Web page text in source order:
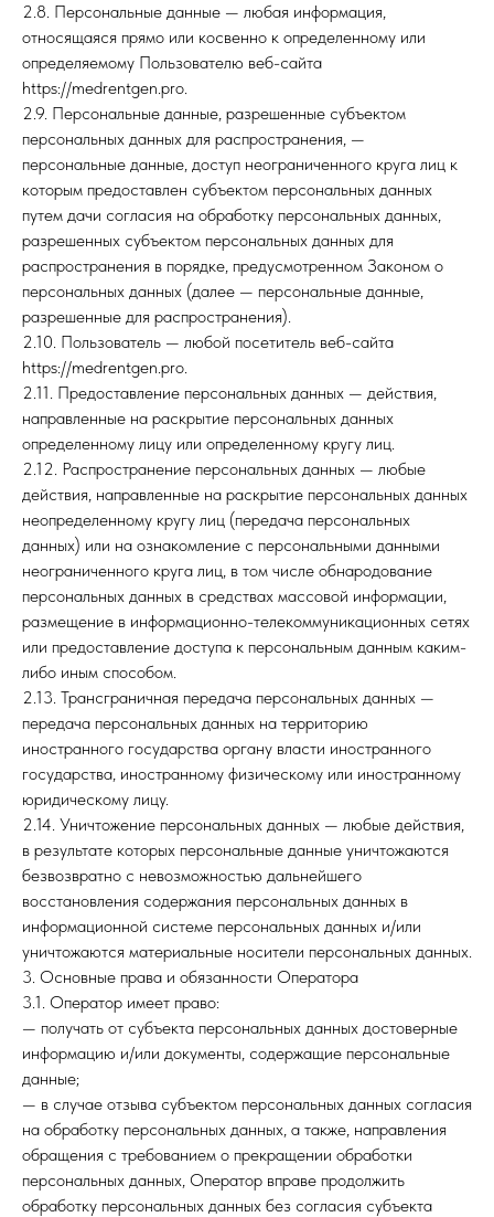
2.8. Персональные данные — любая информация,
относящаяся прямо или косвенно к определенному или
определяемому Пользователю веб-сайта
https://medrentgen.pro.
2.9. Персональные данные, разрешенные субъектом
персональных данных для распространения, —
персональные данные, доступ неограниченного круга лиц к
которым предоставлен субъектом персональных данных
путем дачи согласия на обработку персональных данных,
разрешенных субъектом персональных данных для
распространения в порядке, предусмотренном Законом о
персональных данных (далее — персональные данные,
разрешенные для распространения).
2.10. Пользователь — любой посетитель веб-сайта
https://medrentgen.pro.
2.11. Предоставление персональных данных — действия,
направленные на раскрытие персональных данных
определенному лицу или определенному кругу лиц.
2.12. Распространение персональных данных — любые
действия, направленные на раскрытие персональных данных
неопределенному кругу лиц (передача персональных
данных) или на ознакомление с персональными данными
неограниченного круга лиц, в том числе обнародование
персональных данных в средствах массовой информации,
размещение в информационно-телекоммуникационных сетях
или предоставление доступа к персональным данным каким-
либо иным способом.
2.13. Трансграничная передача персональных данных —
передача персональных данных на территорию
иностранного государства органу власти иностранного
государства, иностранному физическому или иностранному
юридическому лицу.
2.14. Уничтожение персональных данных — любые действия,
в результате которых персональные данные уничтожаются
безвозвратно с невозможностью дальнейшего
восстановления содержания персональных данных в
информационной системе персональных данных и/или
уничтожаются материальные носители персональных данных.
3. Основные права и обязанности Оператора
3.1. Оператор имеет право:
— получать от субъекта персональных данных достоверные
информацию и/или документы, содержащие персональные
данные;
— в случае отзыва субъектом персональных данных согласия
на обработку персональных данных, а также, направления
обращения с требованием о прекращении обработки
персональных данных, Оператор вправе продолжить
обработку персональных данных без согласия субъекта